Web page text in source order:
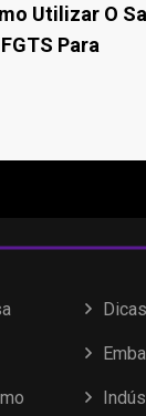
Utilizar O
Para